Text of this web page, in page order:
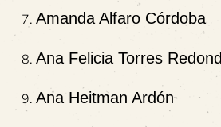
Amanda Alfaro Córdoba
Ana Felicia Torres
Ana Heitman Ardón